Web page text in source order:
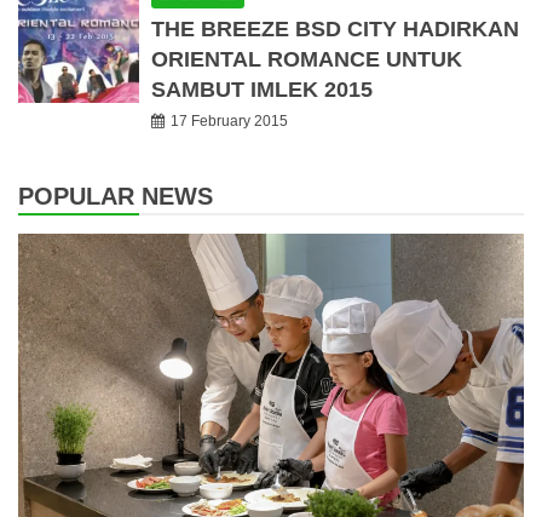
THE BREEZE BSD CITY HADIRKAN
ORIENTAL ROMANCE UNTUK
SAMBUT IMLEK 2015
17 February 2015
POPULAR NEWS